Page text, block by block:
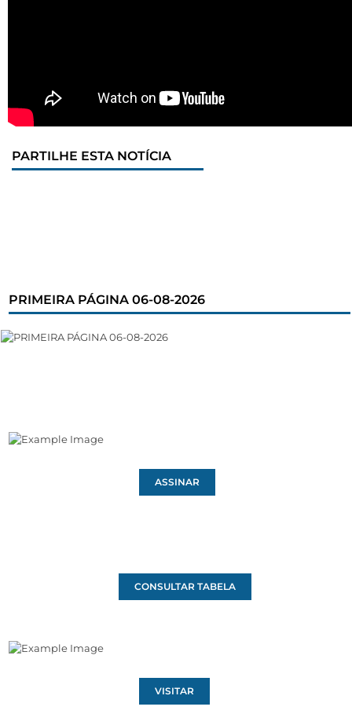
PARTILHE ESTA NOTÍCIA
PRIMEIRA PÁGINA 06-08-2026
ASSINAR
CONSULTAR TABELA
VISITAR